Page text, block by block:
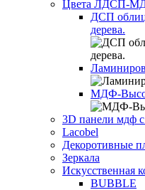
Цвета ЛДСП-
ДСП
дерева.
МДФ-
3D панели мдф с
Lacobel
Декоротивные
Зеркала
Искусственная
BUBBLE